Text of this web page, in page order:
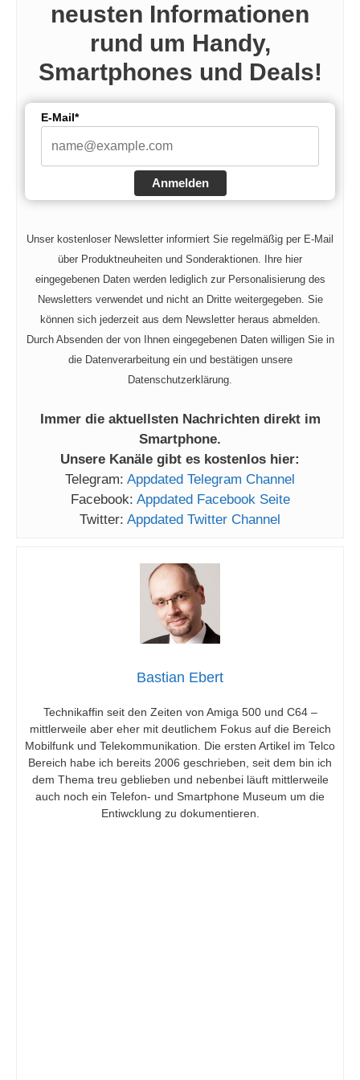
i
d
o
neusten Informationen
rund um Handy,
Smartphones und Deals!
E-Mail*
Anmelden
Unser kostenloser Newsletter informiert Sie regelmäßig per E-Mail
über Produktneuheiten und Sonderaktionen. Ihre hier
eingegebenen Daten werden lediglich zur Personalisierung des
Newsletters verwendet und nicht an Dritte weitergegeben. Sie
können sich jederzeit aus dem Newsletter heraus abmelden.
Durch Absenden der von Ihnen eingegebenen Daten willigen Sie in
die Datenverarbeitung ein und bestätigen unsere
Datenschutzerklärung.
Immer die aktuellsten Nachrichten direkt im
Smartphone.
Unsere Kanäle gibt es kostenlos hier:
Telegram: Appdated Telegram Channel
Facebook: Appdated Facebook Seite
Twitter: Appdated Twitter Channel
Bastian Ebert
Technikaffin seit den Zeiten von Amiga 500 und C64 –
mittlerweile aber eher mit deutlichem Fokus auf die Bereich
Mobilfunk und Telekommunikation. Die ersten Artikel im Telco
Bereich habe ich bereits 2006 geschrieben, seit dem bin ich
dem Thema treu geblieben und nebenbei läuft mittlerweile
auch noch ein Telefon- und Smartphone Museum um die
Entiwcklung zu dokumentieren.